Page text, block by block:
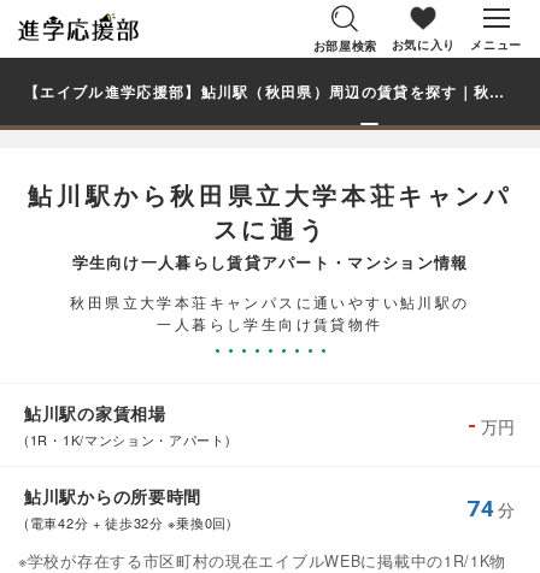
お部屋検索 お気に入り メニュー
【エイブル進学応援部】鮎川駅（秋田県）周辺の賃貸を探す｜秋田県立大学本荘キャンパス学生・大学生の一人暮らし向け賃貸マンション・アパート
鮎川駅から秋田県立大学本荘キャンパ
スに通う
学生向け一人暮らし賃貸アパート・マンション情報
秋田県立大学本荘キャンパスに通いやすい鮎川駅の
一人暮らし学生向け賃貸物件
鮎川駅の家賃相場
(1R・1K/マンション・アパート)
- 万円
鮎川駅からの所要時間
(電車42分 + 徒歩32分 ※乗換0回)
74 分
※学校が存在する市区町村の現在エイブルWEBに掲載中の1R/1K物